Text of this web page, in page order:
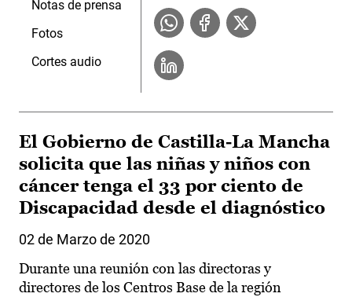
Notas de prensa
Fotos
Cortes audio
El Gobierno de Castilla-La Mancha
solicita que las niñas y niños con
cáncer tenga el 33 por ciento de
Discapacidad desde el diagnóstico
02 de Marzo de 2020
Durante una reunión con las directoras y
directores de los Centros Base de la región